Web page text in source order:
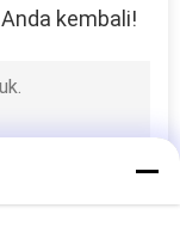
kembali!